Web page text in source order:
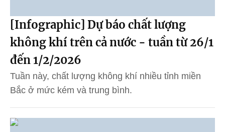
[Infographic] Dự báo chất lượng
không khí trên cả nước - tuần từ 26/1
đến 1/2/2026
Tuần này, chất lượng không khí nhiều tỉnh miền
Bắc ở mức kém và trung bình.